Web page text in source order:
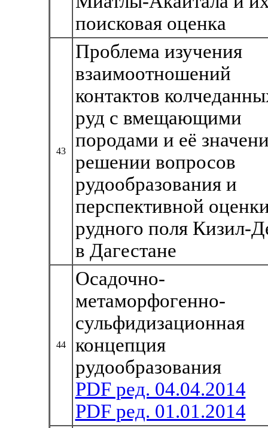
поисковая оценка
43
Проблема изучения
взаимоотношений
контактов
руд с вмещающими
породами и её
решении вопросов
рудообразования и
перспективной
рудного поля Кизил-
в Дагестане
44
Осадочно-
метаморфогенно-
сульфидизационная
концепция
рудообразования
PDF ред. 04.04.2014
PDF ред. 01.01.2014